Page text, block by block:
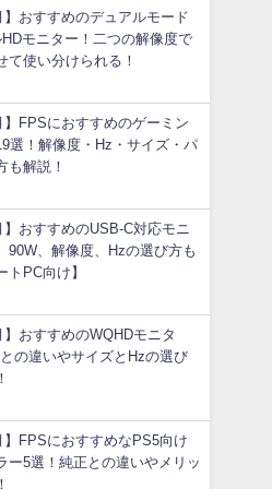
】おすすめのデュアルモード
モニター！二つの解像度で
て使い分けられる！
】FPSにおすすめのゲーミン
選！解像度・Hz・サイズ・パ
も解説！
】おすすめのUSB-C対応モニ
90W、解像度、Hzの選び方も
トPC向け】
】おすすめのWQHDモニタ
の違いやサイズとHzの選び
】FPSにおすすめなPS5向け
ー5選！純正との違いやメリッ